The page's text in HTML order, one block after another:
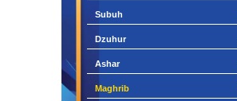
Subuh
Dzuhur
Ashar
Maghrib